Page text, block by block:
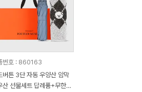
번호 : 860163
버튼 3단 자동 우양산 암막
산 선물세트 답례품+무한타